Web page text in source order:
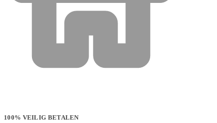
100% VEILIG BETALEN